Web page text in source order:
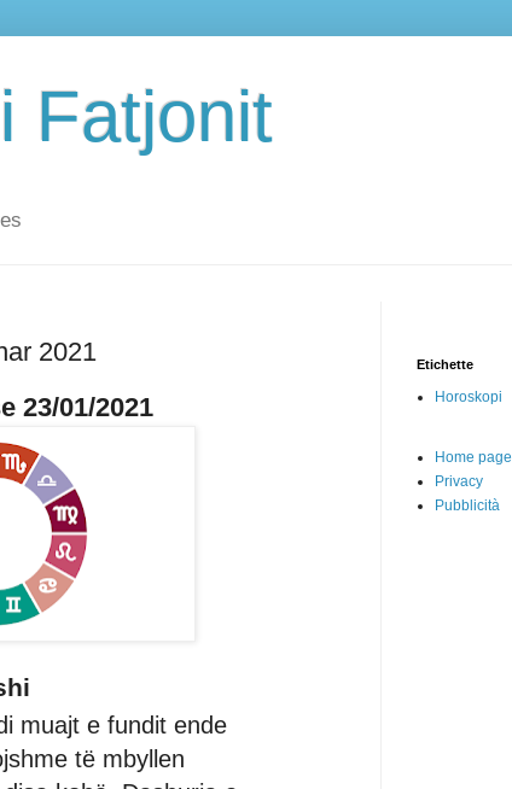
Fatjonit
2021
23/01/2021
muajt e fundit ende
të mbyllen
Etichette
Horoskopi
Home page
Privacy
Pubblicità